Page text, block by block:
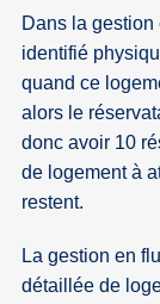
Dans la
identifié
quand ce
alors le
donc avoir 10
de logement à
restent.
La gestion en
détaillée de